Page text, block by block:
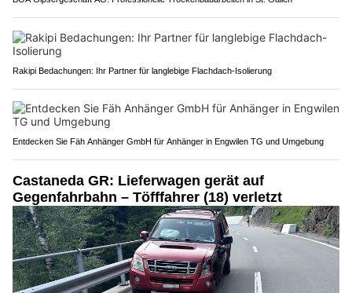
Rakipi Bedachungen: Ihr Partner für langlebige Flachdach-Isolierung
Entdecken Sie Fäh Anhänger GmbH für Anhänger in Engwilen TG und Umgebung
Castaneda GR: Lieferwagen gerät auf
Gegenfahrbahn – Töfffahrer (18) verletzt